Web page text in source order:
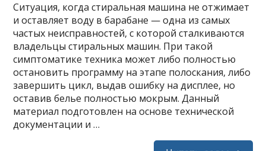
Ситуация, когда стиральная машина не отжимает
и оставляет воду в барабане — одна из самых
частых неисправностей, с которой сталкиваются
владельцы стиральных машин. При такой
симптоматике техника может либо полностью
остановить программу на этапе полоскания, либо
завершить цикл, выдав ошибку на дисплее, но
оставив белье полностью мокрым. Данный
материал подготовлен на основе технической
документации и …